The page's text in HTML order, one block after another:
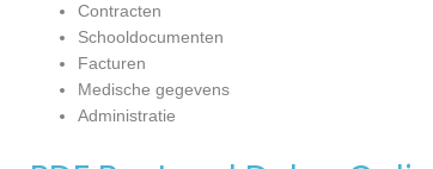
Contracten
Schooldocumenten
Facturen
Medische gegevens
Administratie